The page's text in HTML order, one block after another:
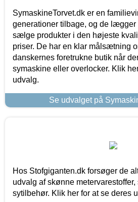
SymaskineTorvet.dk er en
generationer tilbage, og de
sælge produkter i den højeste
priser. De har en klar målsætning
danskernes foretrukne butik når
symaskine eller overlocker. Klik
udvalg.
Se udvalget på
Hos Stofgiganten.dk forsøger de
udvalg af skønne
sytilbehør. Klik her for at se deres